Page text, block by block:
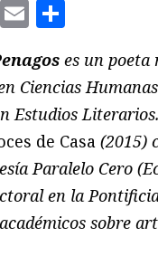
Telegram
Email
es un poeta
Ciencias
Estudios
de Casa (2015)
Paralelo Cero
en la
sobre